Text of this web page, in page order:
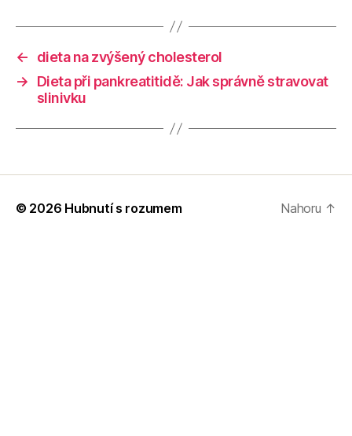
←
dieta na zvýšený cholesterol
→
Dieta při pankreatitidě: Jak správně stravovat
slinivku
© 2026 Hubnutí s rozumem Nahoru ↑